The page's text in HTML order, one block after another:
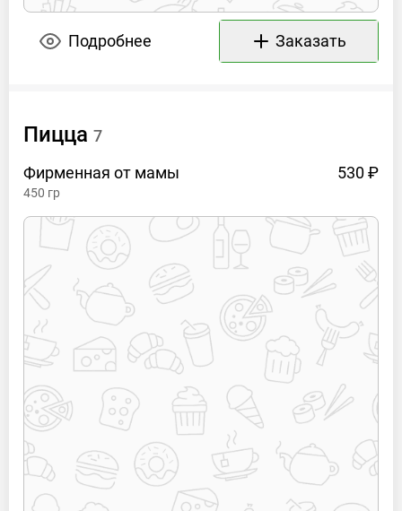
Подробнее Заказать
Пицца 7
Фирменная от мамы 530 ₽
450 гр